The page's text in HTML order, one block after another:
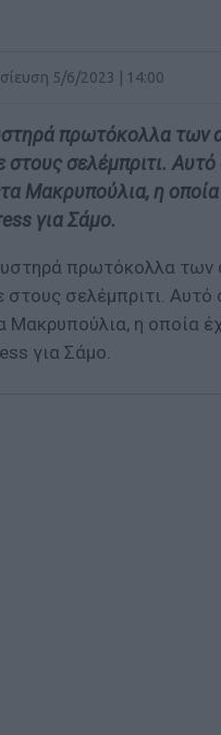
5/6/2023 | 14:00
πρωτόκολλα των
στους σελέμπριτι.
Μακρυπούλια, η
για Σάμο.
πρωτόκολλα των
στους σελέμπριτι. Αυτό
Μακρυπούλια, η οποία
για Σάμο.